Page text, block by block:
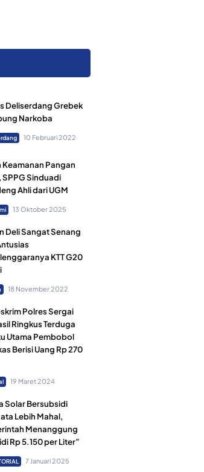
Deliserdang Grebek
Narkoba
10 Februari 2022
Keamanan Pangan
SPPG Sinduadi
Ahli dari UGM
13 Oktober 2025
Deli Sangat Senang
KTT G20
18 November 2022
Polres Sergai
Ringkus Terduga
Utama Pembobol
Berisi Uang Rp 270
19 Maret 2024
Solar Bersubsidi
Lebih Mahal,
Menanggung
Rp 5.150 per Liter”
7 Januari 2025